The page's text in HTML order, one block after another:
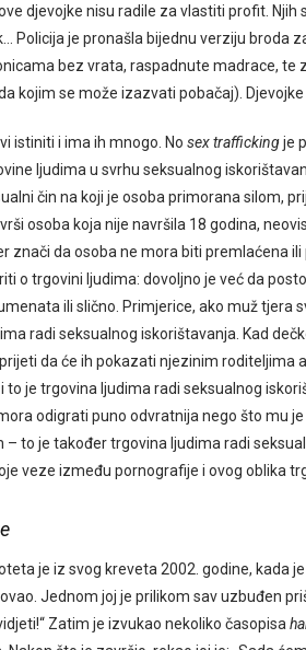
djevojke nisu radile za vlastiti profit.
Policija je pronašla bijednu verziju broda
bez vrata, raspadnute madrace, te
kojim se može izazvati pobačaj).
istiniti i ima ih mnogo. No sex traffickingje
ljudima u svrhu seksualnog
čin na koji je osoba primorana silom,
osoba koja nije navršila 18 godina,
znači da osoba ne mora biti premlaćena
o trgovini ljudima: dovoljno je već da
ili slično. Primjerice, ako muž tjera
radi seksualnog iskorištavanja. Kad
da će ih pokazati njezinim roditeljima
to je trgovina ljudima radi seksualnog
odigrati puno odvratnija nego što mu
to je također trgovina ljudima radi
veze između pornografije i ovog oblika
je iz svog kreveta 2002. godine, kada
Jednom joj je prilikom sav uzbuđen
Zatim je izvukao nekoliko časopisa